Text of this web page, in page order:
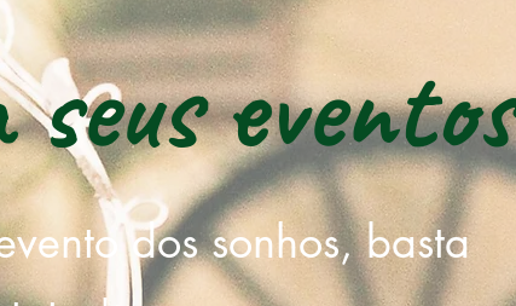
eventos
dos sonhos, basta